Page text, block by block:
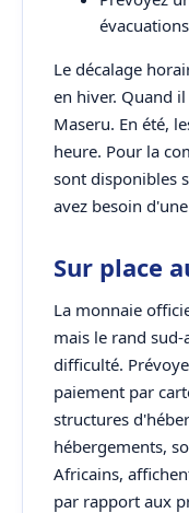
Le décalage
en hiver. Quand
Maseru. En été,
heure. Pour la
sont disponibles
avez besoin
Sur place
La monnaie
mais le rand
difficulté.
paiement par
structures
hébergements,
Africains,
par rapport aux